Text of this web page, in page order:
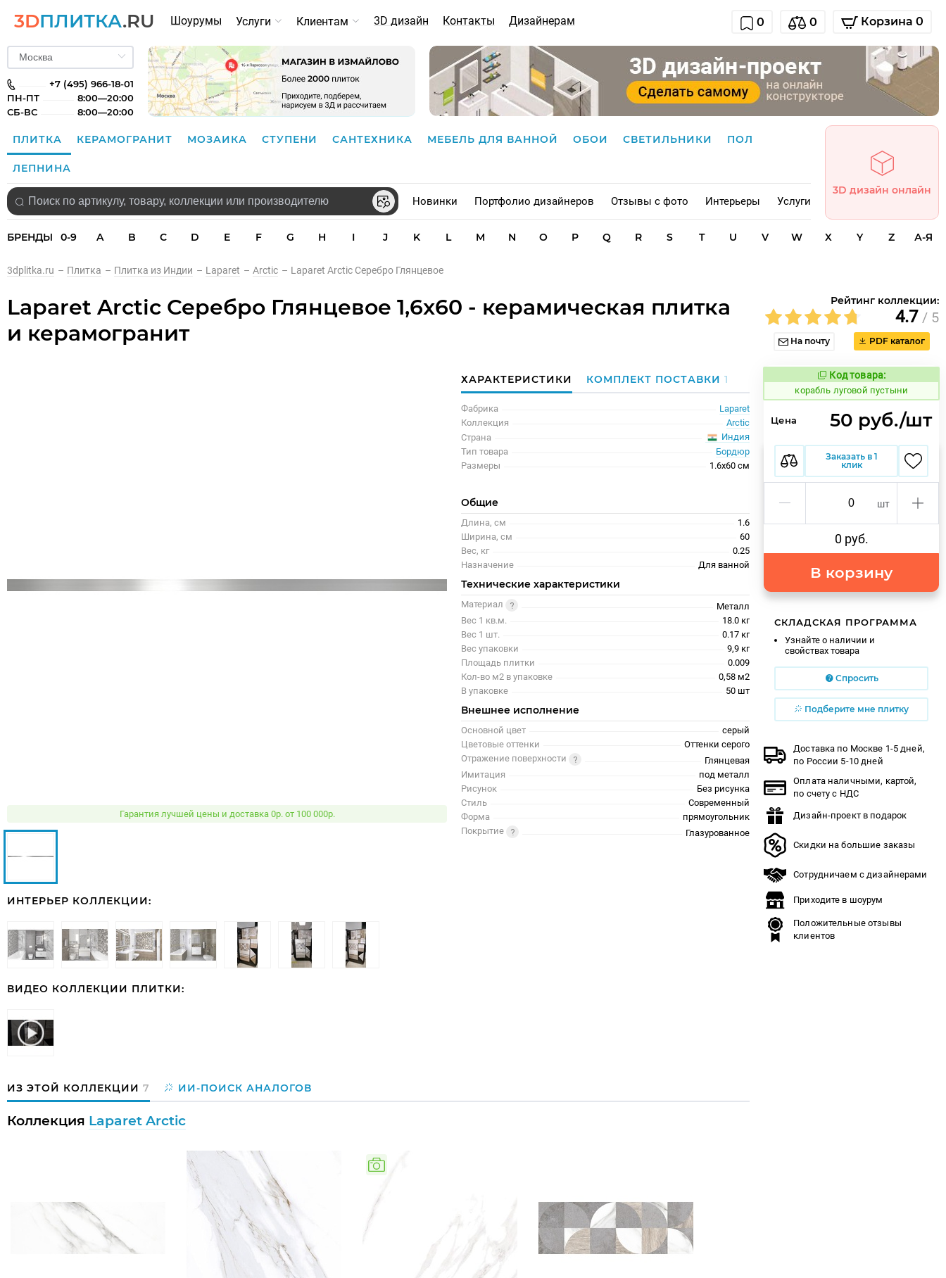
3DПЛИТКА.RU Шоурумы Услуги Клиентам 3D дизайн Контакты Дизайнерам 0 0 Корзина 0
+7 (495) 966-18-01
ПН-ПТ
8:00—20:00
СБ-ВС
8:00—20:00
ПЛИТКА КЕРАМОГРАНИТ МОЗАИКА СТУПЕНИ САНТЕХНИКА МЕБЕЛЬ ДЛЯ ВАННОЙ ОБОИ СВЕТИЛЬНИКИ ПОЛ
ЛЕПНИНА
Новинки Портфолио дизайнеров Отзывы с фото Интерьеры Услуги
3D дизайн онлайн
БРЕНДЫ 0-9 A B C D E F G H I J K L M N O P Q R S T U V W X Y Z А-Я
3dplitka.ru – Плитка – Плитка из Индии – Laparet – Arctic – Laparet Arctic Серебро Глянцевое
Laparet Arctic Серебро Глянцевое 1,6x60 - керамическая плитка
и керамогранит
Рейтинг коллекции:
4.7 / 5
На почту PDF каталог
Гарантия лучшей цены и доставка 0р. от 100 000р.
ИНТЕРЬЕР КОЛЛЕКЦИИ:
ВИДЕО КОЛЛЕКЦИИ ПЛИТКИ:
ХАРАКТЕРИСТИКИ КОМПЛЕКТ ПОСТАВКИ1
Фабрика
Laparet
Коллекция
Arctic
Страна
Индия
Тип товара
Бордюр
Размеры
1.6x60 см
Общие
Длина, см
1.6
Ширина, см
60
Вес, кг
0.25
Назначение
Для ванной
Технические характеристики
Материал
Металл
Вес 1 кв.м.
18.0 кг
Вес 1 шт.
0.17 кг
Вес упаковки
9,9 кг
Площадь плитки
0.009
Кол-во м2 в упаковке
0,58 м2
В упаковке
50 шт
Внешнее исполнение
Основной цвет
серый
Цветовые оттенки
Оттенки серого
Отражение поверхности
Глянцевая
Имитация
под металл
Рисунок
Без рисунка
Стиль
Современный
Форма
прямоугольник
Покрытие
Глазурованное
ИЗ ЭТОЙ КОЛЛЕКЦИИ 7 ИИ-ПОИСК АНАЛОГОВ
Коллекция Laparet Arctic
Код товара:
771825 Код товара:
корабль луговой пустыни
Цена 50 руб./шт
Заказать в 1
клик
шт
0 руб.
В корзину
СКЛАДСКАЯ ПРОГРАММА
Узнайте о наличии и
свойствах товара
Спросить
Подберите мне плитку
Доставка по Москве 1-5 дней,
по России 5-10 дней
Оплата наличными, картой,
по счету с НДС
Дизайн-проект в подарок
Скидки на большие заказы
Сотрудничаем с дизайнерами
Приходите в шоурум
Положительные отзывы
клиентов